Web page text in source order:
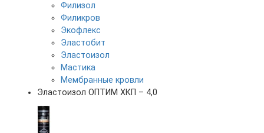
Филизол
Филикров
Экофлекс
Эластобит
Эластоизол
Мастика
Мембранные кровли
Эластоизол ОПТИМ ХКП – 4,0